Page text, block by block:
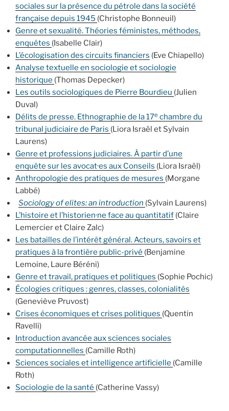
sociales sur la présence du pétrole dans la société
française depuis 1945 (Christophe Bonneuil)
Genre et sexualité. Théories féministes, méthodes,
enquêtes (Isabelle Clair)
L’écologisation des circuits financiers (Eve Chiapello)
Analyse textuelle en sociologie et sociologie
historique (Thomas Depecker)
Les outils sociologiques de Pierre Bourdieu (Julien
Duval)
Délits de presse. Ethnographie de la 17e chambre du
tribunal judiciaire de Paris (Liora Israël et Sylvain
Laurens)
Genre et professions judiciaires. À partir d’une
enquête sur les avocat·es aux Conseils (Liora Israël)
Anthropologie des pratiques de mesures (Morgane
Labbé)
Sociology of elites: an introduction (Sylvain Laurens)
L’histoire et l’historien·ne face au quantitatif (Claire
Lemercier et Claire Zalc)
Les batailles de l’intérêt général. Acteurs, savoirs et
pratiques à la frontière public-privé (Benjamine
Lemoine, Laure Béréni)
Genre et travail, pratiques et politiques (Sophie Pochic)
Écologies critiques : genres, classes, colonialités
(Geneviève Pruvost)
Crises économiques et crises politiques (Quentin
Ravelli)
Introduction avancée aux sciences sociales
computationnelles (Camille Roth)
Sciences sociales et intelligence artificielle (Camille
Roth)
Sociologie de la santé (Catherine Vassy)